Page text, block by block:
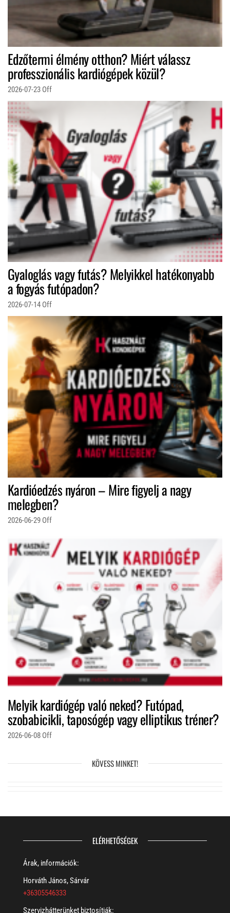
Edzőtermi élmény otthon? Miért válassz
professzionális kardiógépek közül?
2026-07-23 Off
Gyaloglás vagy futás? Melyikkel hatékonyabb
a fogyás futópadon?
2026-07-14 Off
Kardióedzés nyáron – Mire figyelj a nagy
melegben?
2026-06-29 Off
Melyik kardiógép való neked? Futópad,
szobabicikli, taposógép vagy elliptikus tréner?
2026-06-08 Off
KÖVESS MINKET!
ELÉRHETŐSÉGEK
Árak, információk:
Horváth János, Sárvár
+36305546333
Szervizhátterünket biztosítják: